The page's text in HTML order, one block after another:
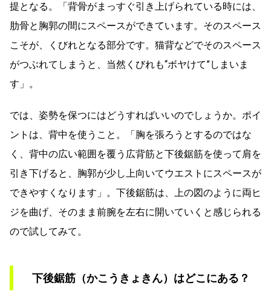
提となる。「背骨がまっすぐ引き上げられている時には、
肋骨と胸郭の間にスペースができています。そのスペース
こそが、くびれとなる部分です。猫背などでそのスペース
がつぶれてしまうと、当然くびれも“ボヤけて”しまいま
す」。
では、姿勢を保つにはどうすればいいのでしょうか。ポイ
ントは、背中を使うこと。「胸を張ろうとするのではな
く、背中の広い範囲を覆う広背筋と下後鋸筋を使って肩を
引き下げると、胸郭が少し上向いてウエストにスペースが
できやすくなります」。下後鋸筋は、上の図のように両ヒ
ジを曲げ、そのまま前腕を左右に開いていくと感じられる
ので試してみて。
下後鋸筋（かこうきょきん）はどこにある？